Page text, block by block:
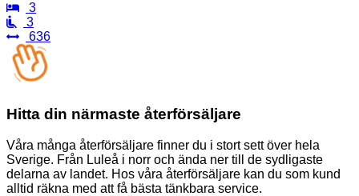
3
3
636
Hitta din närmaste återförsäljare
Våra många återförsäljare finner du i stort sett över hela
Sverige. Från Luleå i norr och ända ner till de sydligaste
delarna av landet. Hos våra återförsäljare kan du som kund
alltid räkna med att få bästa tänkbara service.